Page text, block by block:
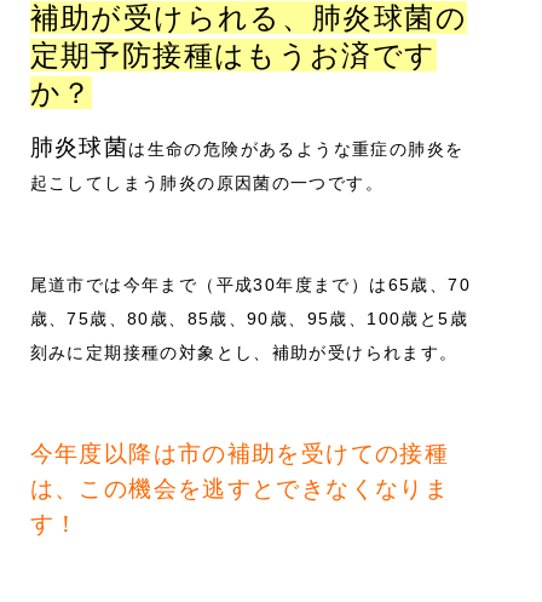
補助が受けられる、肺炎球菌の
定期予防接種はもうお済です
か？
肺炎球菌は生命の危険があるような重症の肺炎を
起こしてしまう肺炎の原因菌の一つです。
尾道市では今年まで（ 平成30年度まで） は65歳、70
歳、75歳、80歳、85歳、90歳、95歳、100歳と5歳
刻みに定期接種の対象とし、補助が受けられます。
今年度以降は市の補助を受けての接種
は、この機会を逃すとできなくなりま
す！